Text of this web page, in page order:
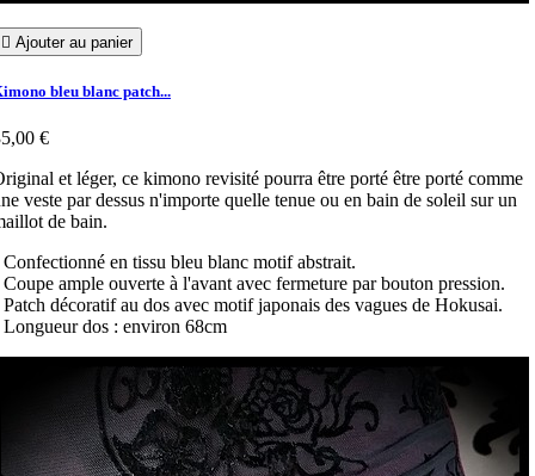
 Ajouter au panier
bleu blanc patch...
€
et léger, ce kimono revisité pourra être porté être porté comme
veste par dessus n'importe quelle tenue ou en bain de soleil sur un
de bain.
Confectionné en tissu bleu blanc motif abstrait.
Coupe ample ouverte à l'avant avec fermeture par bouton pression.
Patch décoratif au dos avec motif japonais des vagues de Hokusai.
Longueur dos : environ 68cm